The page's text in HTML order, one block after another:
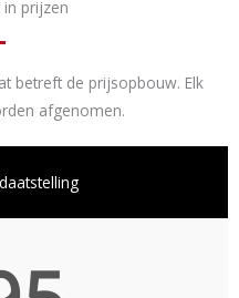
prijzen
betreft de prijsopbouw. Elk
afgenomen.